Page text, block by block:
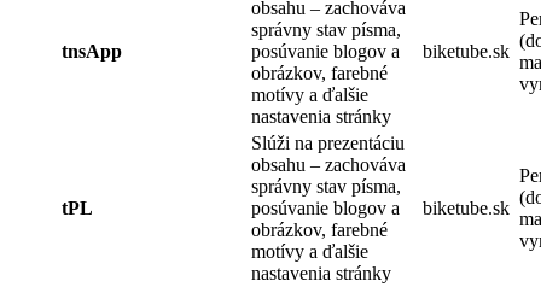
tnsApp
obsahu – zachováva
správny stav písma,
posúvanie blogov a
obrázkov, farebné
motívy a ďalšie
nastavenia stránky
biketube.sk
tPL
Slúži na prezentáciu
obsahu – zachováva
správny stav písma,
posúvanie blogov a
obrázkov, farebné
motívy a ďalšie
nastavenia stránky
biketube.sk